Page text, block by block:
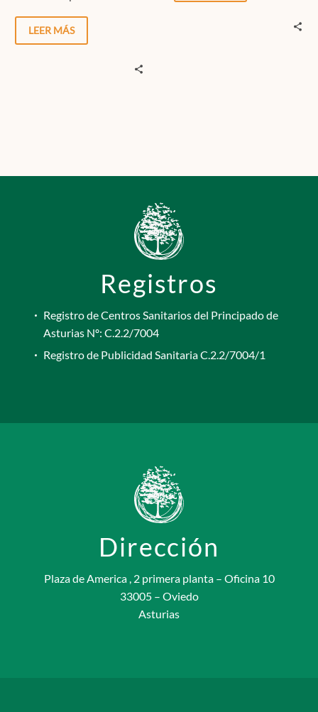
demás y en nosotros
mismos se conoce como
LEER MÁS
dificultad, visualizamos las
Registros
Registro de Centros Sanitarios del Principado de
Asturias Nº: C.2.2/7004
Registro de Publicidad Sanitaria C.2.2/7004/1
Dirección
Plaza de America , 2 primera planta – Oficina 10
33005 – Oviedo
Asturias